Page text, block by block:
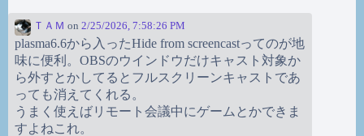
ＴＡＭ on 2/25/2026, 7:58:26 PM
plasma6.6から入ったHide from screencastってのが地
味に便利。OBSのウインドウだけキャスト対象か
ら外すとかしてるとフルスクリーンキャストであ
っても消えてくれる。
うまく使えばリモート会議中にゲームとかできま
すよねこれ。